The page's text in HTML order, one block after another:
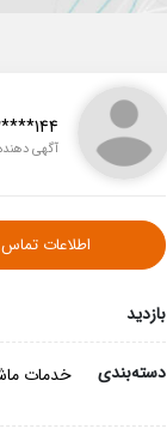
آگهی
اطلاعات تماس
بازدید
دسته‌بندی خدمات